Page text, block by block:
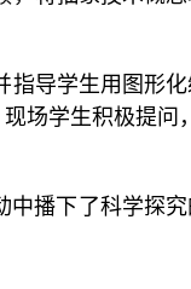
指导学生用图形
场学生积极提问
中播下了科学探